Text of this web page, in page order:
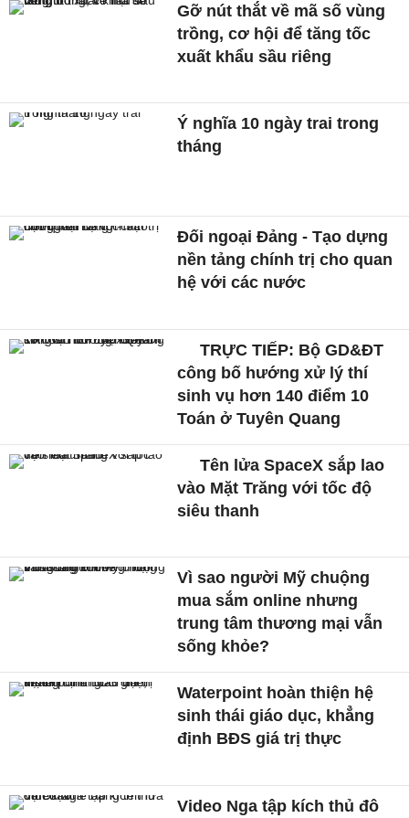
Gỡ nút thắt về mã số vùng
trồng, cơ hội để tăng tốc
xuất khẩu sầu riêng
Ý nghĩa 10 ngày trai trong
tháng
Đối ngoại Đảng - Tạo dựng
nền tảng chính trị cho quan
hệ với các nước
TRỰC TIẾP: Bộ GD&ĐT
công bố hướng xử lý thí
sinh vụ hơn 140 điểm 10
Toán ở Tuyên Quang
Tên lửa SpaceX sắp lao
vào Mặt Trăng với tốc độ
siêu thanh
Vì sao người Mỹ chuộng
mua sắm online nhưng
trung tâm thương mại vẫn
sống khỏe?
Waterpoint hoàn thiện hệ
sinh thái giáo dục, khẳng
định BĐS giá trị thực
Video Nga tập kích thủ đô